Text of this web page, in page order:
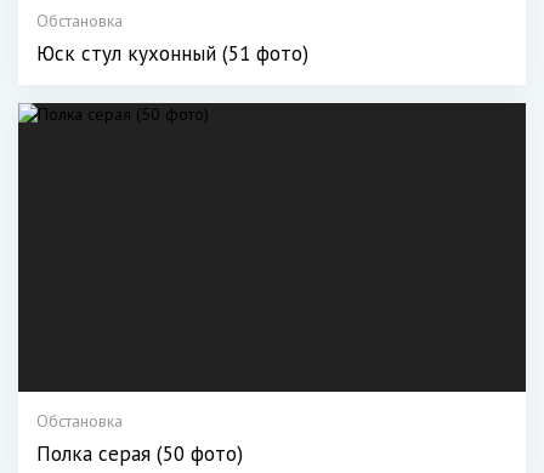
Обстановка
Юск стул кухонный (51 фото)
Обстановка
Полка серая (50 фото)